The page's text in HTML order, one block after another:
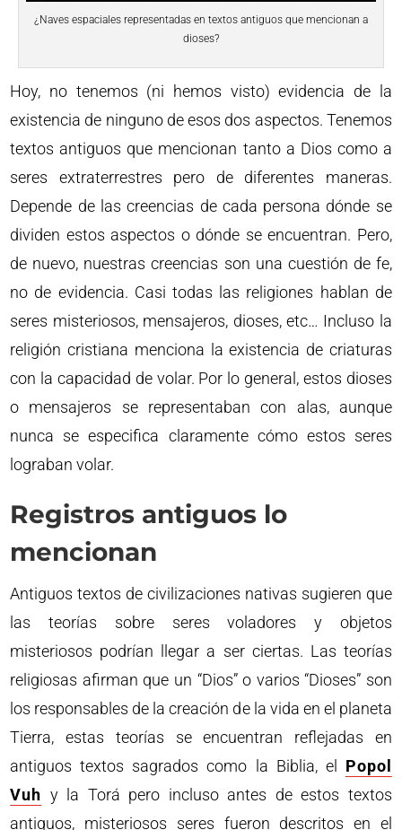
¿Naves espaciales representadas en textos antiguos que mencionan a
dioses?
Hoy, no tenemos (ni hemos visto) evidencia de la
existencia de ninguno de esos dos aspectos. Tenemos
textos antiguos que mencionan tanto a Dios como a
seres extraterrestres pero de diferentes maneras.
Depende de las creencias de cada persona dónde se
dividen estos aspectos o dónde se encuentran. Pero,
de nuevo, nuestras creencias son una cuestión de fe,
no de evidencia. Casi todas las religiones hablan de
seres misteriosos, mensajeros, dioses, etc… Incluso la
religión cristiana menciona la existencia de criaturas
con la capacidad de volar. Por lo general, estos dioses
o mensajeros se representaban con alas, aunque
nunca se especifica claramente cómo estos seres
lograban volar.
Registros antiguos lo
mencionan
Antiguos textos de civilizaciones nativas sugieren que
las teorías sobre seres voladores y objetos
misteriosos podrían llegar a ser ciertas. Las teorías
religiosas afirman que un “Dios” o varios “Dioses” son
los responsables de la creación de la vida en el planeta
Tierra, estas teorías se encuentran reflejadas en
antiguos textos sagrados como la Biblia, el Popol
Vuh y la Torá pero incluso antes de estos textos
antiguos, misteriosos seres fueron descritos en el